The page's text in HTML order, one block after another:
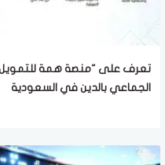
تعرف على "منصة همة
الجماعي بالدين في السعودية